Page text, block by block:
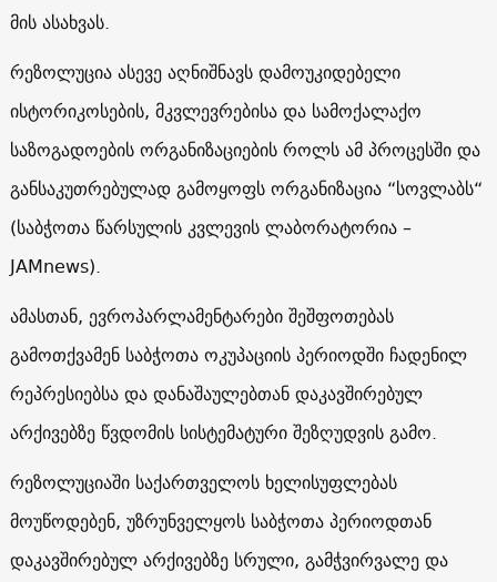
მის ასახვას.
რეზოლუცია ასევე აღნიშნავს დამოუკიდებელი
ისტორიკოსების, მკვლევრებისა და სამოქალაქო
საზოგადოების ორგანიზაციების როლს ამ პროცესში და
განსაკუთრებულად გამოყოფს ორგანიზაცია “სოვლაბს“
(საბჭოთა წარსულის კვლევის ლაბორატორია –
JAMnews).
ამასთან, ევროპარლამენტარები შეშფოთებას
გამოთქვამენ საბჭოთა ოკუპაციის პერიოდში ჩადენილ
რეპრესიებსა და დანაშაულებთან დაკავშირებულ
არქივებზე წვდომის სისტემატური შეზღუდვის გამო.
რეზოლუციაში საქართველოს ხელისუფლებას
მოუწოდებენ, უზრუნველყოს საბჭოთა პერიოდთან
დაკავშირებულ არქივებზე სრული, გამჭვირვალე და